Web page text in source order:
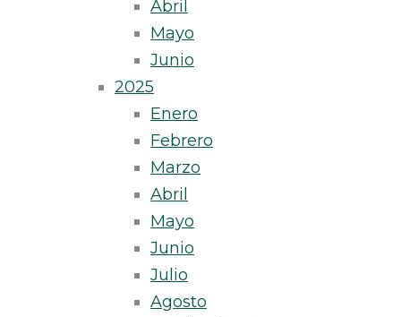
Abril
Mayo
Junio
2025
Enero
Febrero
Marzo
Abril
Mayo
Junio
Julio
Agosto